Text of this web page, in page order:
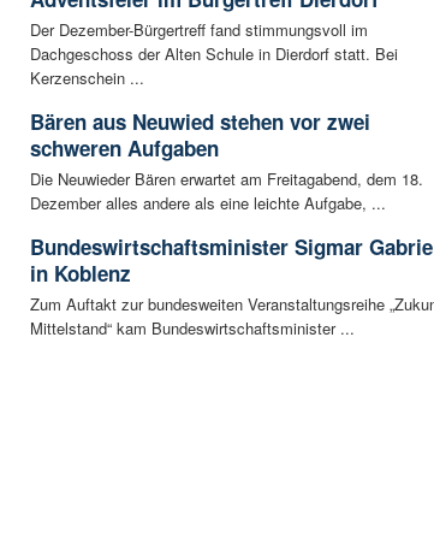
Der Dezember-Bürgertreff fand stimmungsvoll im
Dachgeschoss der Alten Schule in Dierdorf statt. Bei
Kerzenschein ...
Bären aus Neuwied stehen vor zwei
schweren Aufgaben
Die Neuwieder Bären erwartet am Freitagabend, dem 18.
Dezember alles andere als eine leichte Aufgabe, ...
Bundeswirtschaftsminister Sigmar
in Koblenz
Zum Auftakt zur bundesweiten Veranstaltungsreihe
Mittelstand“ kam Bundeswirtschaftsminister ...